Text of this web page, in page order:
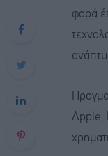
φορά
Apple,